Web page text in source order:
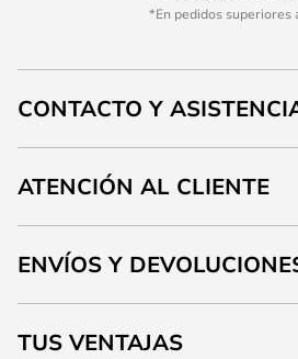
*En pedidos superiores
CONTACTO Y
ATENCIÓN AL CLIENTE
ENVÍOS Y
TUS VENTAJAS